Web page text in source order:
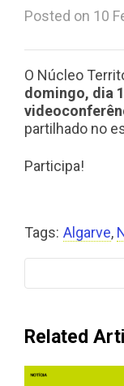
Posted on 10
O Núcleo
domingo, dia
partilhado no
Participa!
Tags: Algarve,
Related